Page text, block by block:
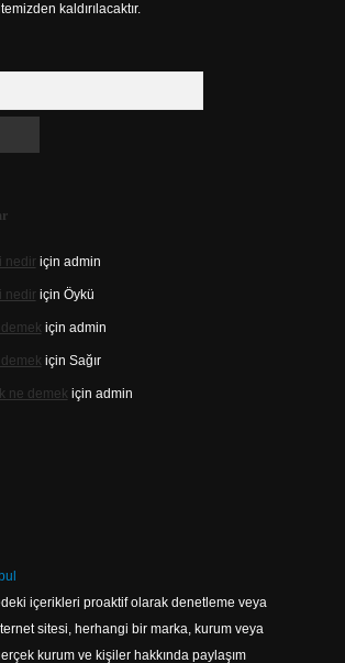
kaldırılacaktır.
nediriçin admin
nediriçin Öykü
için admin
için Sağır
ne demek için admin
içerikleri proaktif olarak denetleme veya
sitesi, herhangi bir marka, kurum veya
kurum ve kişiler hakkında paylaşım